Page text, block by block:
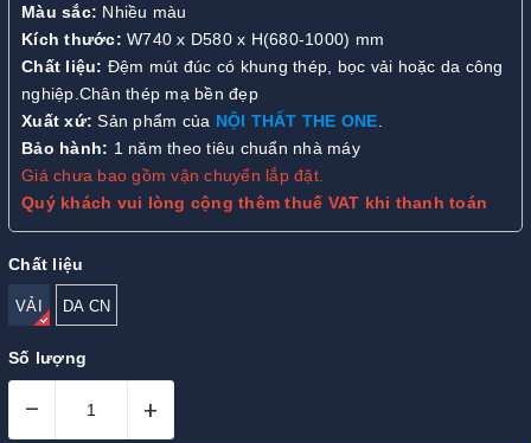
Màu sắc: Nhiều màu
Kích thước: W740 x D580 x H(680-1000) mm
Chất liệu: Đệm mút đúc có khung thép, bọc vải hoặc da công
nghiệp.Chân thép mạ bền đẹp
Xuất xứ:Sản phẩm của NỘI THẤT THE ONE
Bảo hành: 1 năm theo tiêu chuẩn nhà máy
Giá chưa bao gồm vận chuyển lắp đặt.
Quý khách vui lòng cộng thêm thuế VAT khi thanh toán
Chất liệu
VẢI DA CN
Số lượng
– +